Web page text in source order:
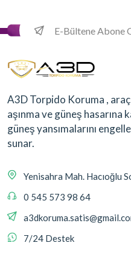
A3D Torpido Koruma ,
aşınma ve güneş hasarına
güneş yansımalarını
sunar.
Yenisahra Mah. Hacıoğlu
0 545 573 98 64
7/24 Destek